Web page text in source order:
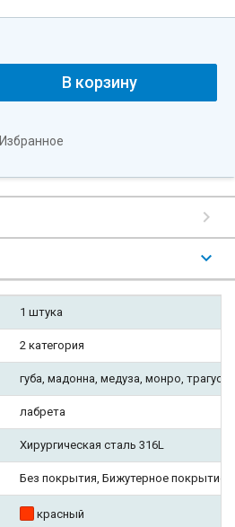
В корзину
Избранное
1 штука
2 категория
губа, мадонна, медуза, монро, трагус,
лабрета
Хирургическая сталь 316L
Без покрытия, Бижутерное покрытие
красный